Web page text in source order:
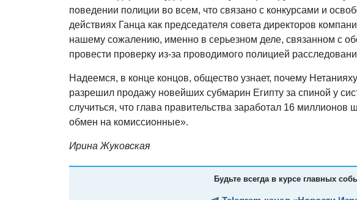
поведении полиции во всем, что связано с конкурсами и
действиях Ганца как председателя совета директоров
нашему сожалению, именно в серьезном деле, связанном с
провести проверку из-за проводимого полицией
Надеемся, в конце концов, общество узнает, почему
разрешил продажу новейших субмарин Египту за спиной у
случиться, что глава правительства заработал 16 миллионов
обмен на комиссионные».
Ирина Жуковская
Будьте всегда в курсе главных